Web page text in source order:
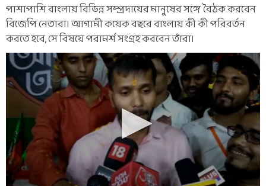
পাশাপাশি বাংলায় বিভিন্ন সম্প্রদায়ের মানুষের সঙ্গে বৈঠক করবেন
বিজেপি নেতারা। আগামী কয়েক বছরে বাংলায় কী কী পরিবর্তন
করতে হবে, সে বিষয়ে পরামর্শ সংগ্রহ করবেন তাঁরা।